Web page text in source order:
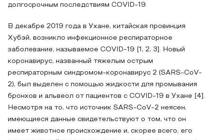
долгосрочным последствиям COVID-19.
В декабре 2019 года в Ухане, китайская провинция
Хубэй, возникло инфекционное респираторное
заболевание, называемое COVID-19 [1, 2, 3]. Новый
коронавирус, названный тяжелым острым
респираторным синдромом-коронавирус 2 (SARS-CoV-
2), был выделен с помощью жидкости для промывания
бронхов и альвеол от пациентов с COVID-19 в Ухане [4].
Несмотря на то, что источник SARS-CoV-2 неясен,
имеющиеся данные свидетельствуют о том, что он
имеет животное происхождение и, скорее всего, его